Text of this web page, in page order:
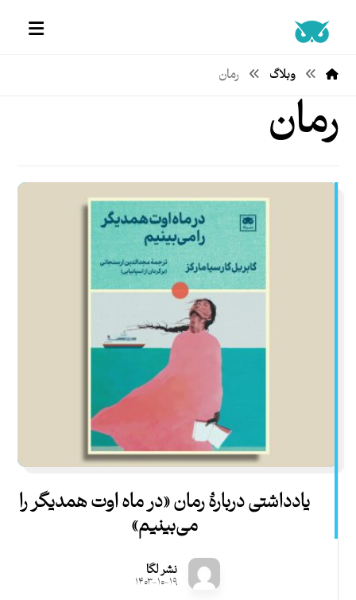
وبلاگ رمان
رمان
یادداشتی دربارۀ رمان «در ماه اوت همدیگر را
می‌بینیم»
نشر لگا
۱۴۰۳-۱۰-۱۹